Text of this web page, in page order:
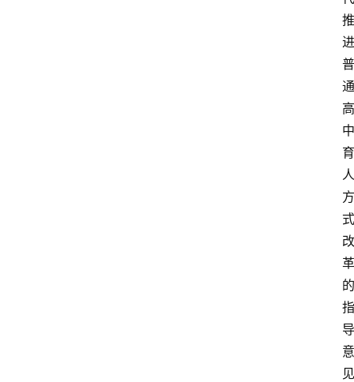
推
进
普
通
高
中
育
人
方
式
改
革
的
指
导
意
见